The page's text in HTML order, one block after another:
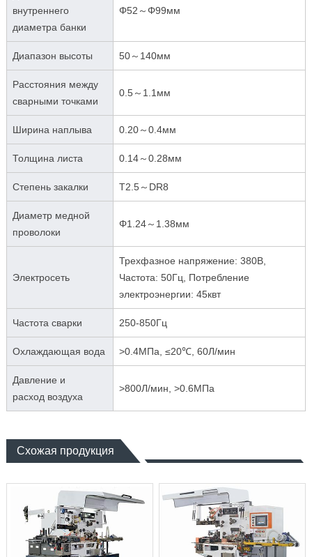
внутреннего
диаметра банки
Φ52～Φ99мм
Диапазон высоты 50～140мм
Расстояния между
сварными точками
0.5～1.1мм
Ширина наплыва 0.20～0.4мм
Толщина листа 0.14～0.28мм
Степень закалки T2.5～DR8
Диаметр медной
проволоки
Φ1.24～1.38мм
Электросеть
Трехфазное напряжение: 380В,
Частота: 50Гц, Потребление
электроэнергии: 45квт
Частота сварки 250-850Гц
Охлаждающая вода >0.4МПа, ≤20℃, 60Л/мин
Давление и
расход воздуха
>800Л/мин, >0.6МПа
Схожая продукция